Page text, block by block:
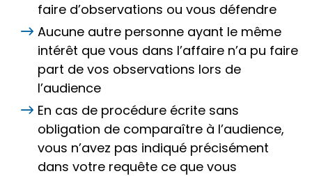
faire d’observations ou vous défendre
Aucune autre personne ayant le même
intérêt que vous dans l’affaire n’a pu faire
part de vos observations lors de
l’audience
En cas de procédure écrite sans
obligation de comparaître à l’audience,
vous n’avez pas indiqué précisément
dans votre requête ce que vous